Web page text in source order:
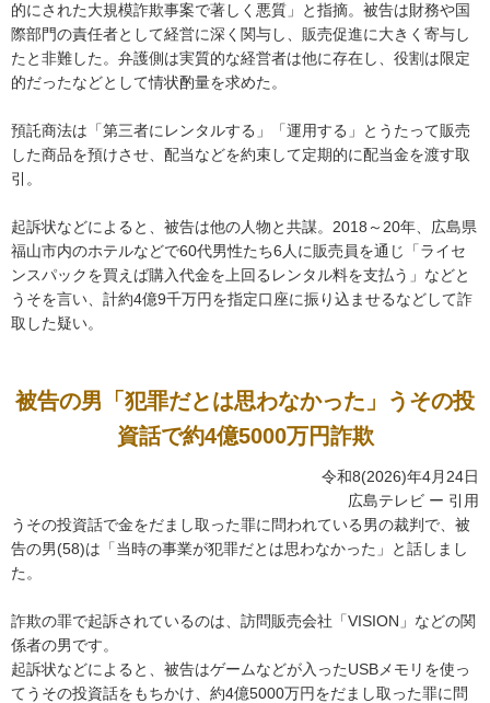
的にされた大規模詐欺事案で著しく悪質」と指摘。被告は財務や国
際部門の責任者として経営に深く関与し、販売促進に大きく寄与し
たと非難した。弁護側は実質的な経営者は他に存在し、役割は限定
的だったなどとして情状酌量を求めた。
預託商法は「第三者にレンタルする」「運用する」とうたって販売
した商品を預けさせ、配当などを約束して定期的に配当金を渡す取
引。
起訴状などによると、被告は他の人物と共謀。2018～20年、広島県
福山市内のホテルなどで60代男性たち6人に販売員を通じ「ライセ
ンスパックを買えば購入代金を上回るレンタル料を支払う」などと
うそを言い、計約4億9千万円を指定口座に振り込ませるなどして詐
取した疑い。
被告の男「犯罪だとは思わなかった」うその投
資話で約4億5000万円詐欺
令和8(2026)年4月24日
広島テレビ ー 引用
うその投資話で金をだまし取った罪に問われている男の裁判で、被
告の男(58)は「当時の事業が犯罪だとは思わなかった」と話しまし
た。
詐欺の罪で起訴されているのは、訪問販売会社「VISION」などの関
係者の男です。
起訴状などによると、被告はゲームなどが入ったUSBメモリを使っ
てうその投資話をもちかけ、約4億5000万円をだまし取った罪に問